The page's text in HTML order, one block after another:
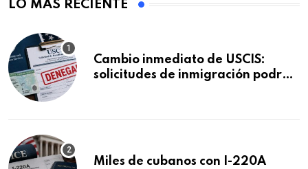
LO MÁS RECIENTE
Cambio inmediato de USCIS:
solicitudes de inmigración podrán
Miles de cubanos con I-220A